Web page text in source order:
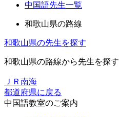
中国語先生一覧
和歌山県の路線
和歌山県の先生を探す
和歌山県の路線から先生を探す
ＪＲ 南海
都道府県に戻る
中国語教室のご案内